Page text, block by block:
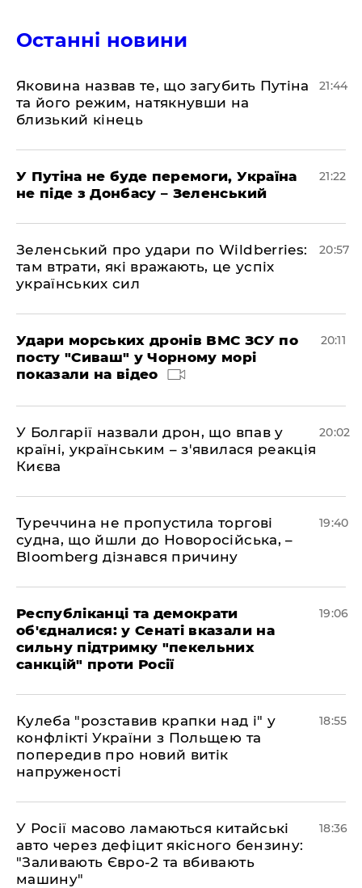
Останні новини
Яковина назвав те, що загубить Путіна
та його режим, натякнувши на
близький кінець
21:44
У Путіна не буде перемоги, Україна
не піде з Донбасу – Зеленський
21:22
Зеленський про удари по Wildberries:
там втрати, які вражають, це успіх
українських сил
20:57
Удари морських дронів ВМС ЗСУ по
посту "Сиваш" у Чорному морі
показали на відео
20:11
У Болгарії назвали дрон, що впав у
країні, українським – з'явилася реакція
Києва
20:02
Туреччина не пропустила торгові
судна, що йшли до Новоросійська, –
Bloomberg дізнався причину
19:40
Республіканці та демократи
об'єдналися: у Сенаті вказали на
сильну підтримку "пекельних
санкцій" проти Росії
19:06
Кулеба "розставив крапки над і" у
конфлікті України з Польщею та
попередив про новий витік
напруженості
18:55
У Росії масово ламаються китайські
авто через дефіцит якісного бензину:
"Заливають Євро-2 та вбивають
машину"
18:36